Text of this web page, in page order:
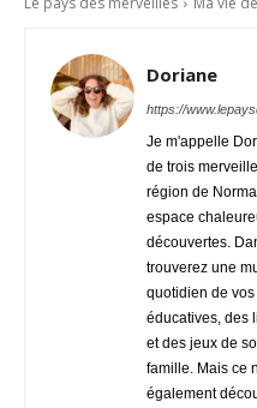
Doriane
https://
Je m'appelle
de trois
région de
espace
découvertes.
trouverez une
quotidien de
éducatives, des
et des jeux de
famille. Mais ce
également